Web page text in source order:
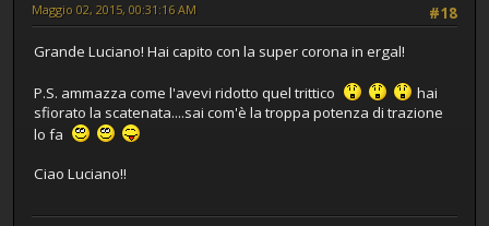
#18
Maggio 02, 2015, 00:31:16 AM
Grande Luciano! Hai capito con la super corona in ergal!
P.S. ammazza come l'avevi ridotto quel trittico
hai
sfiorato la scatenata....sai com'è la troppa potenza di trazione
lo fa
Ciao Luciano!!